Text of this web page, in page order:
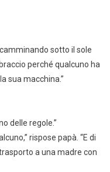
sotto il sole
perché qualcuno ha
sua macchina.”
delle regole.”
rispose papà. “E di
a una madre con